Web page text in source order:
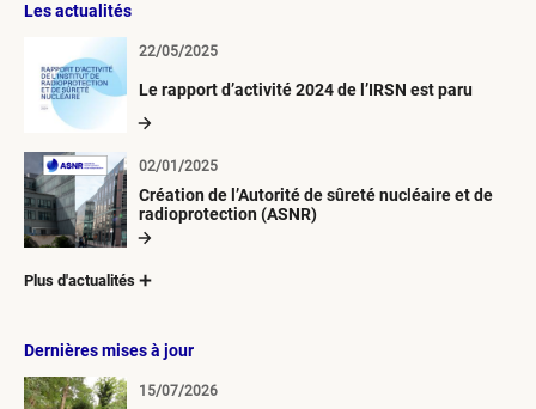
Les actualités
Le rapport d’activité 2024 de l’IRSN est paru
22/05/2025
Création de l’Autorité de sûreté nucléaire et de
radioprotection (ASNR)
02/01/2025
Plus d'actualités
Dernières mises à jour
15/07/2026